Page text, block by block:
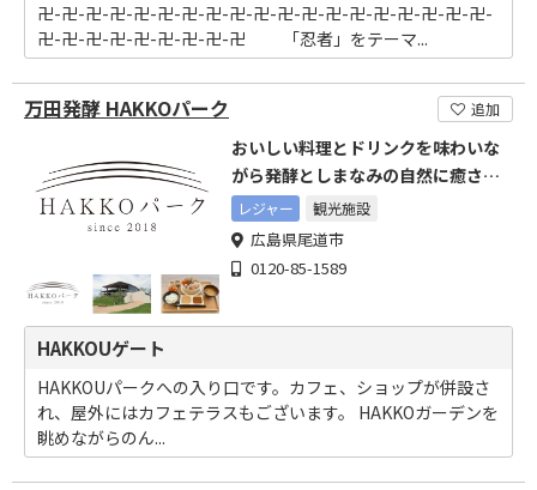
卍-卍-卍-卍-卍-卍-卍-卍-卍-卍-卍-卍-卍-卍-卍-卍-卍-卍-卍-
卍-卍-卍-卍-卍-卍-卍-卍-卍 「忍者」をテーマ...
万田発酵 HAKKOパーク 追加
おいしい料理とドリンクを味わいな
がら発酵としまなみの自然に癒され
るレジャー 観光施設
広島県尾道市
0120-85-1589
HAKKOUゲート
HAKKOUパークへの入り口です。カフェ、ショップが併設さ
れ、屋外にはカフェテラスもございます。 HAKKOガーデンを
眺めながらのん...